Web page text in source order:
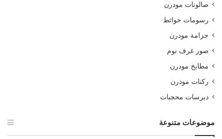
صالونات مودرن
رسومات حوائط
جزامة مودرن
صور غرف نوم
مطابخ مودرن
ركنات مودرن
ديرسات محجبات
موضوعات متنوعة